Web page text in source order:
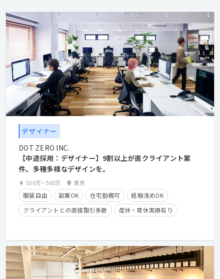
デザイナー
DOT ZERO INC.
【中途採用：デザイナー】9割以上が直クライアント案
件。多種多様なデザインを。
330万~500万 東京
服装自由 副業OK 在宅勤務可
経験浅めOK
クライアントとの直接取引多数
産休・育休実績有り